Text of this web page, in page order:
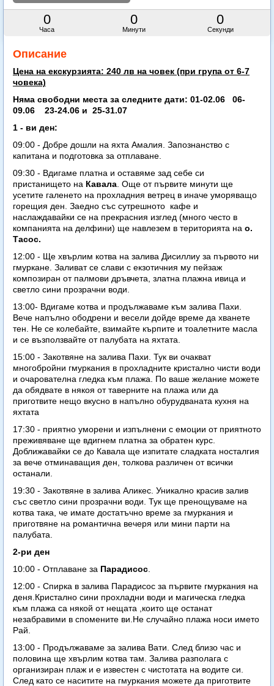
0
Часа
0
Минути
0
Секунди
Описание
Цена на екскурзията: 240 лв на човек (при група от 6-7
човека)
Няма свободни места за следните дати: 01-02.06 06-
09.06 23-24.06 и 25-31.07
1 - ви ден:
09:00 - Добре дошли на яхта Амалия. Запознанство с
капитана и подготовка за отплаване.
09:30 - Вдигаме платна и оставяме зад себе си
пристанището на Кавала . Още от първите минути ще
усетите галенето на прохладния ветрец в иначе уморяващо
горещия ден. Заедно със сутрешното кафе и
наслаждавайки се на прекрасния изглед (много често в
компанията на делфини) ще навлезем в територията на о.
Тасос.
12:00 - Ще хвърлим котва на залива Дисиллиу за първото ни
гмуркане. Заливат се слави с екзотичния му пейзаж
композиран от палмови дръвчета, златна плажна ивица и
светло сини прозрачни води.
13:00- Вдигаме котва и продължаваме към залива Пахи.
Вече напълно ободрени и весели дойде време да хванете
тен. Не се колебайте, взимайте кърпите и тоалетните масла
и се възползвайте от палубата на яхтата.
15:00 - Закотвяне на залива Пахи. Тук ви очакват
многобройни гмуркания в прохладните кристално чисти води
и очарователна гледка към плажа. По ваше желание можете
да обядвате в някоя от таверните на плажа или да
приготвите нещо вкусно в напълно обурудваната кухня на
яхтата
17:30 - приятно уморени и изпълнени с емоции от приятното
преживяване ще вдигнем платна за обратен курс.
Доближавайки се до Кавала ще изпитате сладката носталгия
за вече отминаващия ден, толкова различен от всички
останали.
19:30 - Закотвяне в залива Аликес. Уникално красив залив
със светло сини прозрачни води. Тук ще пренощуваме на
котва така, че имате достатъчно време за гмуркания и
приготвяне на романтична вечеря или мини парти на
палубата.
2-ри ден
10:00 - Отплаване за Парадисос
12:00 - Спирка в залива Парадисос за първите гмуркания на
деня.Кристално сини прохладни води и магическа гледка
към плажа са някой от нещата ,които ще останат
незабравими в спомените ви.Не случайно плажа носи името
Рай.
13:00 - Продължаваме за залива Вати. След близо час и
половина ще хвърлим котва там. Залива разполага с
организиран плаж и е известен с чистотата на водите си.
След като се наситите на гмуркания можете да приготвите